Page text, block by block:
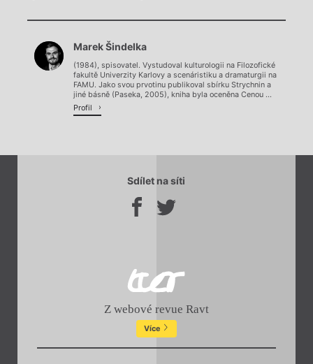
Chviličku.
Načítá se.
Marek Šindelka
(1984), spisovatel. Vystudoval kulturologii na Filozofické
fakultě Univerzity Karlovy a scenáristiku a dramaturgii na
FAMU. Jako svou prvotinu publikoval sbírku Strychnin a
jiné básně (Paseka, 2005), kniha byla oceněna Cenou ...
Profil
Sdílet na síti
Z webové revue Ravt
Více